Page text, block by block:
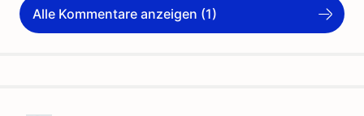
Alle Kommentare anzeigen (1)